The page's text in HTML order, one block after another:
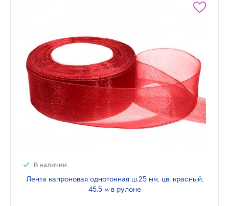
В наличии
Лента капроновая однотонная ш.25 мм, цв. красный,
45,5 м в рулоне